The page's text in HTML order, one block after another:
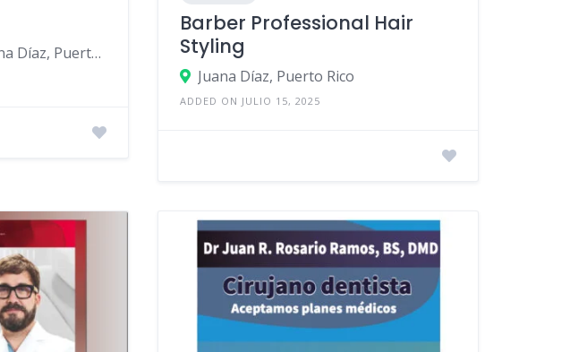
72 Calle Comercio, Juana Díaz, Puerto Rico
Barber Professional Hair
Styling
Juana Díaz, Puerto Rico
ADDED ON JULIO 15, 2025